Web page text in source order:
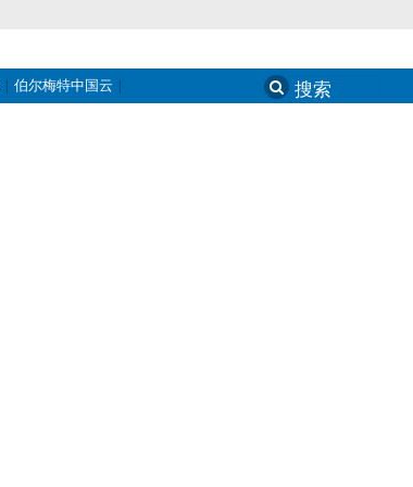
伯尔梅特中国云 Search
for: